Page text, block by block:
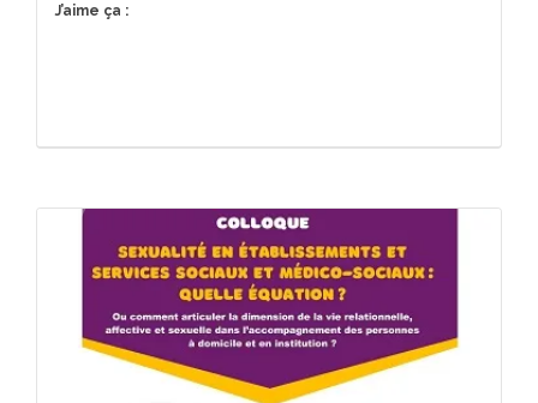
J’aime ça :